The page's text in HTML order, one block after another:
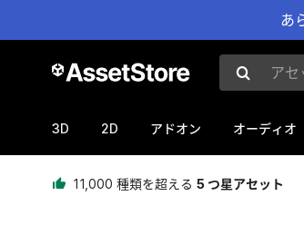
あ
アセット
3D 2D アドオン オーディオ
11,000 種類を超える 5 つ星アセット